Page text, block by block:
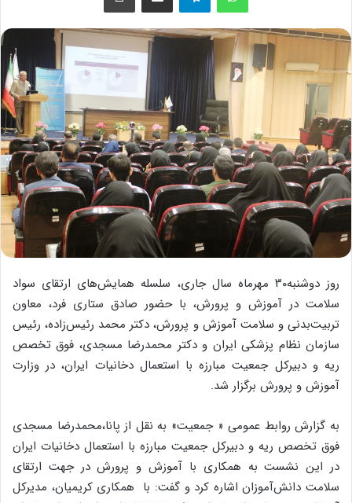
روز دوشنبه۳۰ مهرماه سال جاری، سلسله همایش‌های ارتقای سواد
سلامت در آموزش و پرورش، با حضور صادق ستاری فرد، معاون
تربیت‌بدنی و سلامت آموزش و پرورش، دکتر محمد رئیس‌زاده، رئیس
سازمان نظام پزشکی ایران و دکتر محمدرضا مسجدی، فوق تخصص
ریه و دبیرکل جمعیت مبارزه با استعمال دخانیات ایران، در وزارت
آموزش و پرورش برگزار شد.
به گزارش روابط عمومی « جمعیت» به نقل از پانا،محمدرضا مسجدی
فوق تخصص ریه و دبیرکل جمعیت مبارزه با استعمال دخانیات ایران
در این نشست به همکاری با آموزش و پرورش در جهت ارتقای
سلامت دانش‌آموزان اشاره کرد و گفت: با همکاری کریمیان، مدیرکل